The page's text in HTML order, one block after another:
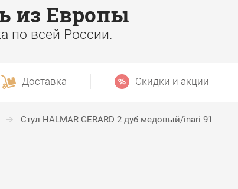
из Европы
по всей России.
Доставка Скидки и акции
Стул HALMAR GERARD 2 дуб медовый/inari 91